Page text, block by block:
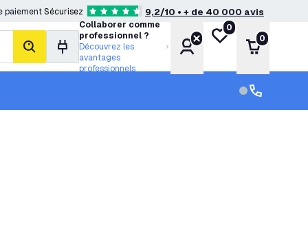
paiementSécurisez 4.6 étoiles de notation9,2/10 • + de 40 000 avis
rechercher
Collaborer comme
professionnel ?
Découvrez les
avantages
professionnels
Compte
Ma liste de
0
Panier
0
Service
Service client